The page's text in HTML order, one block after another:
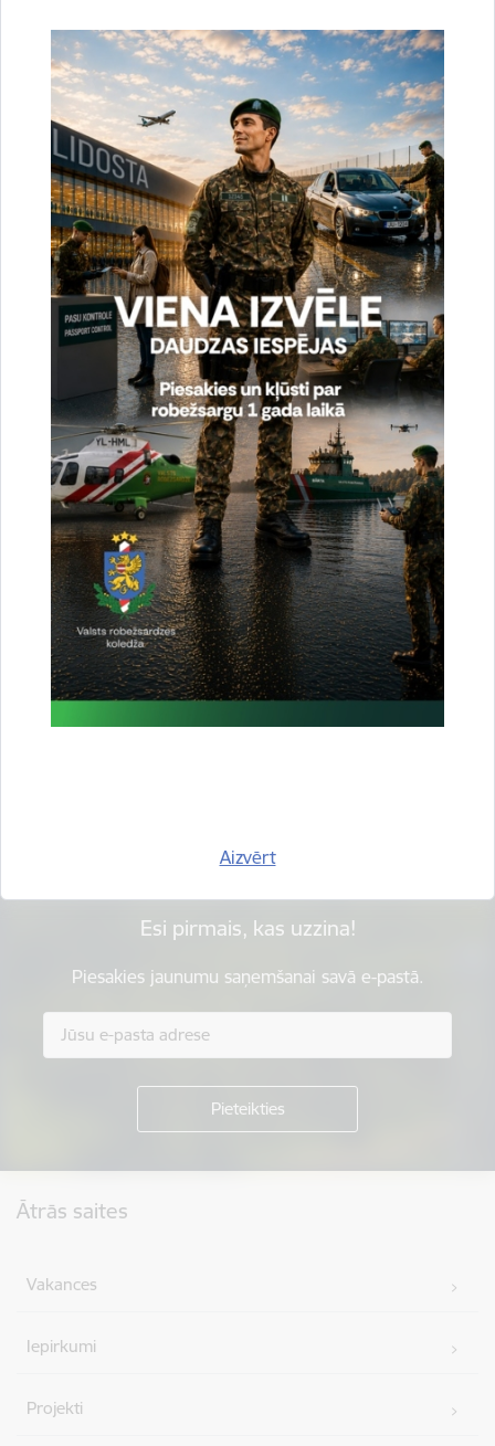
Aizvērt
BOMCA 9 projekta ieviešanas laikā no 2015. līdz 2020.
gadam, pasniedzot BOMCA 9 projektam Atzinības rakstu.
Tikšanās noslēgumā M.Domiņš Kirgizstānas Robežu dienesta
direktoram pulkvedim U.Šarsejevam iesniedza Latvijas Valsts
robežsardzes priekšnieka apsveikumu Robežsargu dienā, ko
Kirgizstānā atzīmē katru gadu 28.maijā.
Drukāt lapu
Dalīties
Vai šī informācija bija noderīga?
Esi pirmais, kas uzzina!
Piesakies jaunumu saņemšanai savā e-pastā.
Ātrās saites
Vakances
Iepirkumi
Projekti